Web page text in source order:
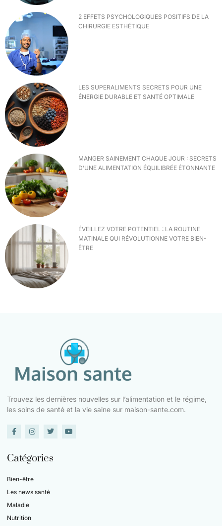
2 EFFETS PSYCHOLOGIQUES POSITIFS DE LA
CHIRURGIE ESTHÉTIQUE
LES SUPERALIMENTS SECRETS POUR UNE
ÉNERGIE DURABLE ET SANTÉ OPTIMALE
MANGER SAINEMENT CHAQUE JOUR : SECRETS
D’UNE ALIMENTATION ÉQUILIBRÉE ÉTONNANTE
ÉVEILLEZ VOTRE POTENTIEL : LA ROUTINE
MATINALE QUI RÉVOLUTIONNE VOTRE BIEN-
ÊTRE
Trouvez les dernières nouvelles sur l’alimentation et le régime,
les soins de santé et la vie saine sur maison-sante.com.
Catégories
Bien-être
Les news santé
Maladie
Nutrition